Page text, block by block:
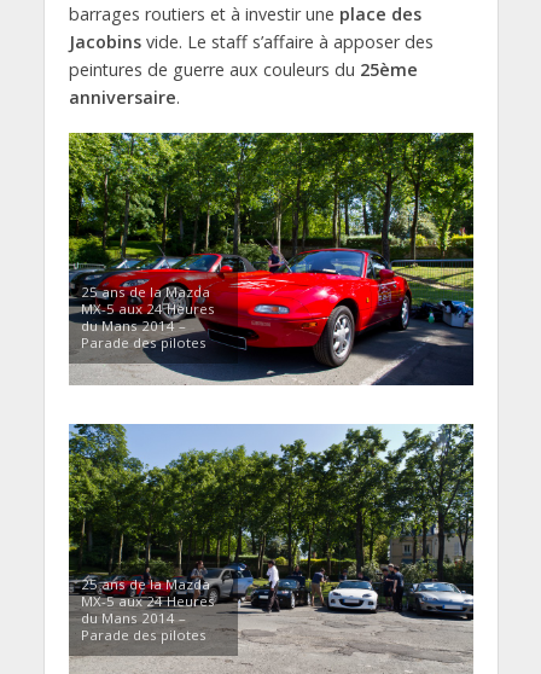
barrages routiers et à investir une place des
Jacobinsvide. Le staff s’affaire à apposer des
peintures de guerre aux couleurs du 25ème
anniversaire.
25 ans de la Mazda
MX-5 aux 24 Heures
du Mans 2014 –
Parade des pilotes
25 ans de la Mazda
MX-5 aux 24 Heures
du Mans 2014 –
Parade des pilotes